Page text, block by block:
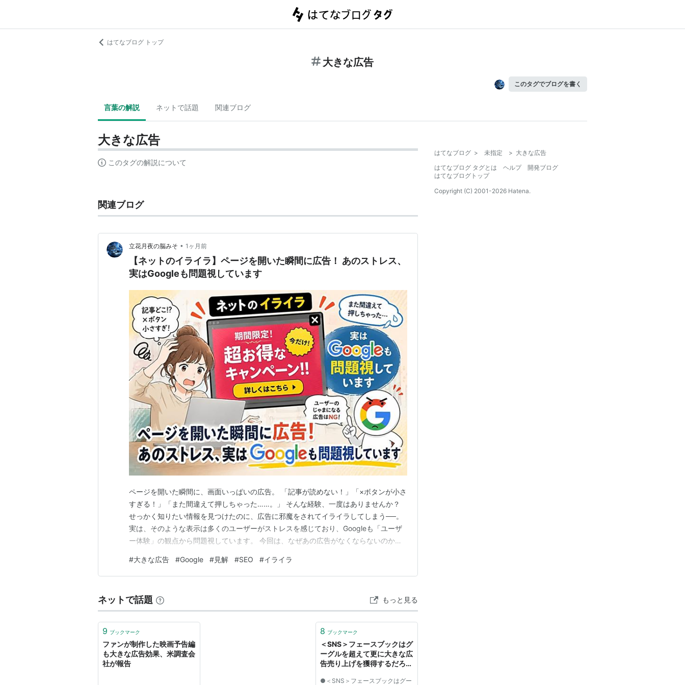
はてなブログ トップ
大きな広告
このタグでブログを書く
言葉の解説 ネットで話題 関連ブログ
大きな広告
このタグの解説について
関連ブログ
立花月夜の脳みそ • 1ヶ月前
【ネットのイライラ】ページを開いた瞬間に広告！ あのストレス、
実はGoogleも問題視しています
ページを開いた瞬間に、画面いっぱいの広告。 「記事が読めない！」「×ボタンが小さ
すぎる！」「また間違えて押しちゃった……。」 そんな経験、一度はありませんか？
せっかく知りたい情報を見つけたのに、広告に邪魔をされてイライラしてしまう──。
実は、そのような表示は多くのユーザーがストレスを感じており、Googleも「ユーザ
ー体験」の観点から問題視しています。 今回は、なぜあの広告がなくならないのか、
やすくお話しします。 あの広告！イライラしちゃう 最近、ネットで調べものをしてい
て思うことがあります。 記事を読もうと思…
#大きな広告 #Google #見解 #SEO #イライラ
ネットで話題 もっと見る
9 ブックマーク
ファンが制作した映画予告編
も大きな広告効果、米調査会
社が報告
8 ブックマーク
＜SNS＞フェースブックはグ
ーグルを超えて更に大きな広
告売り上げを獲得するだろう
SNS,ソーシャルネットワー
●＜SNS＞フェースブックはグー
はてなブログ > 未指定 > 大きな広告
はてなブログ タグとは
ヘルプ
開発ブログ
はてなブログトップ
Copyright (C) 2001-2026 Hatena.